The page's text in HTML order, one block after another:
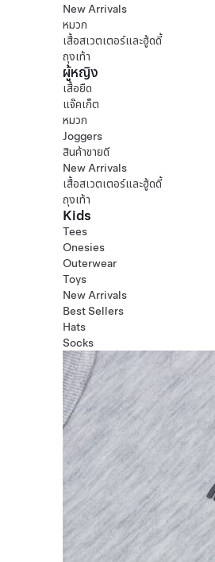
New Arrivals
หมวก
เสื้อสเวตเตอร์และฮู้ดดี้
ถุงเท้า
ผู้หญิง
เสื้อยืด
แจ๊คเก็ต
หมวก
Joggers
สินค้าขายดี
New Arrivals
เสื้อสเวตเตอร์และฮู้ดดี้
ถุงเท้า
Kids
Tees
Onesies
Outerwear
Toys
New Arrivals
Best Sellers
Hats
Socks